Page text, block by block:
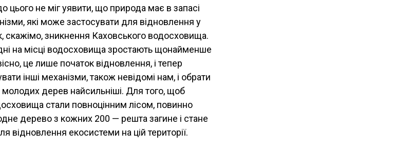
цього не міг уявити, що природа має в запасі
які може застосувати для відновлення у
скажімо, зникнення Каховського водосховища.
на місці водосховища зростають щонайменше
це лише початок відновлення, і тепер
інші механізми, також невідомі нам, і обрати
молодих дерев найсильніші. Для того, щоб
стали повноцінним лісом, повинно
дерево з кожних 200 — решта загине і стане
екосистеми на цій території.